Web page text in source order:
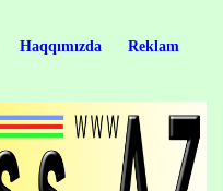
Haqqımızda
Reklam